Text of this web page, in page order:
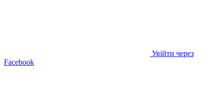
Увійти через
Facebook